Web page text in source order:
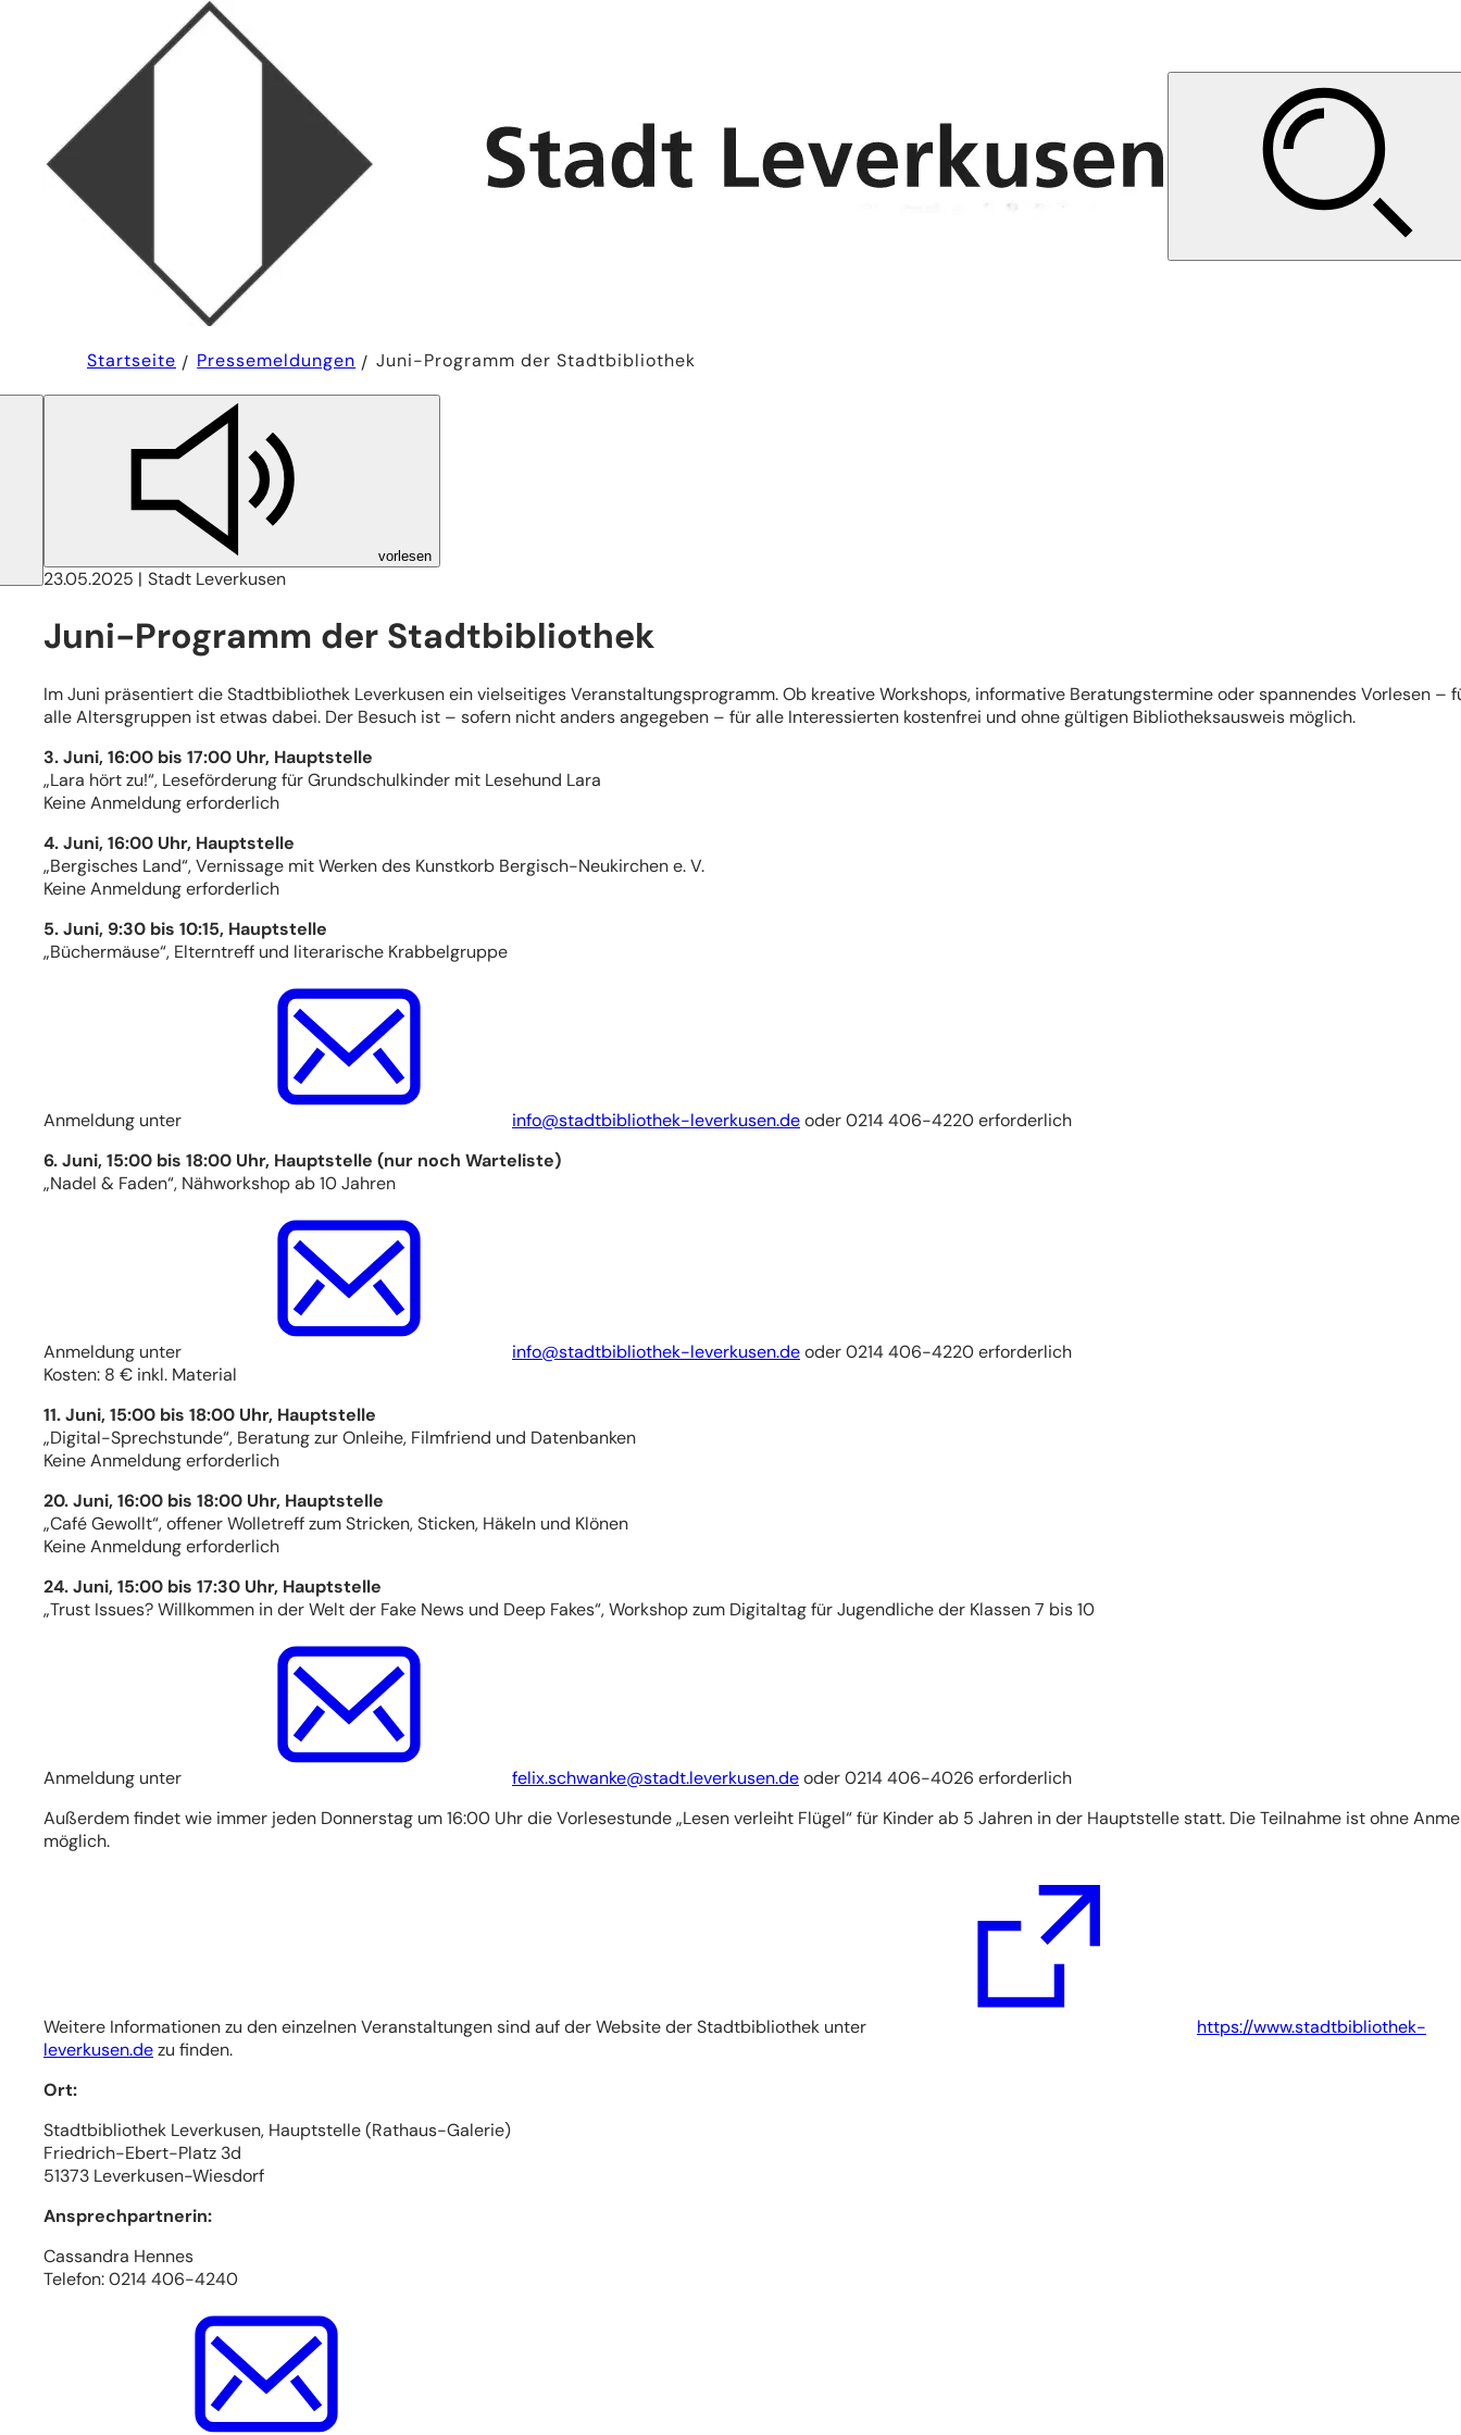
Startseite Pressemeldungen Juni-Programm der Stadtbibliothek
vorlesen
23.05.2025 Stadt Leverkusen
Juni-Programm der Stadtbibliothek
Im Juni präsentiert die Stadtbibliothek Leverkusen ein vielseitiges Veranstaltungsprogramm. Ob kreative Workshops, informative Beratungstermine oder spannendes Vorlesen –
alle Altersgruppen ist etwas dabei. Der Besuch ist – sofern nicht anders angegeben – für alle Interessierten kostenfrei und ohne gültigen Bibliotheksausweis möglich.
3. Juni, 16:00 bis 17:00 Uhr, Hauptstelle
„Lara hört zu!“, Leseförderung für Grundschulkinder mit Lesehund Lara
Keine Anmeldung erforderlich
4. Juni, 16:00 Uhr, Hauptstelle
„Bergisches Land“, Vernissage mit Werken des Kunstkorb Bergisch-Neukirchen e. V.
Keine Anmeldung erforderlich
5. Juni, 9:30 bis 10:15, Hauptstelle
„Büchermäuse“, Elterntreff und literarische Krabbelgruppe
Anmeldung unter info stadtbibliothek-leverkusendeoder 0214 406-4220 erforderlich
6. Juni, 15:00 bis 18:00 Uhr, Hauptstelle (nur noch Warteliste)
„Nadel & Faden“, Nähworkshop ab 10 Jahren
Anmeldung unter info stadtbibliothek-leverkusendeoder 0214 406-4220 erforderlich
Kosten: 8 € inkl. Material
11. Juni, 15:00 bis 18:00 Uhr, Hauptstelle
„Digital-Sprechstunde“, Beratung zur Onleihe, Filmfriend und Datenbanken
Keine Anmeldung erforderlich
20. Juni, 16:00 bis 18:00 Uhr, Hauptstelle
„Café Gewollt“, offener Wolletreff zum Stricken, Sticken, Häkeln und Klönen
Keine Anmeldung erforderlich
24. Juni, 15:00 bis 17:30 Uhr, Hauptstelle
„Trust Issues? Willkommen in der Welt der Fake News und Deep Fakes“, Workshop zum Digitaltag für Jugendliche der Klassen 7 bis 10
Anmeldung unter felix.schwanke stadt.leverkusendeoder 0214 406-4026 erforderlich
Außerdem findet wie immer jeden Donnerstag um 16:00 Uhr die Vorlesestunde „Lesen verleiht Flügel“ für Kinder ab 5 Jahren in der Hauptstelle statt. Die Teilnahme ist ohne
möglich.
Weitere Informationen zu den einzelnen Veranstaltungen sind auf der Website der Stadtbibliothek unter
https://www.stadtbibliothek-
leverkusen.de
(Öffnet
einem
neuen
zu finden.
Ort:
Stadtbibliothek Leverkusen, Hauptstelle (Rathaus-Galerie)
Friedrich-Ebert-Platz 3d
51373 Leverkusen-Wiesdorf
Ansprechpartnerin:
Cassandra Hennes
Telefon: 0214 406-4240